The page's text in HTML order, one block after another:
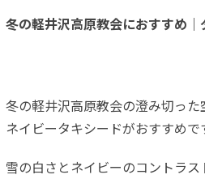
冬の軽井沢高原教会におすすめ
冬の軽井沢高原教会の澄み切っ
ネイビータキシードがおすすめで
雪の白さとネイビーのコントラ